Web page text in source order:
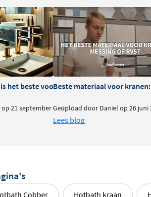
het beste voor je badkamer?
21 september
Beste materiaal voor kranen:
Geüpload door Daniel op 26 juni
Lees blog
Cobber Hotbath kraan